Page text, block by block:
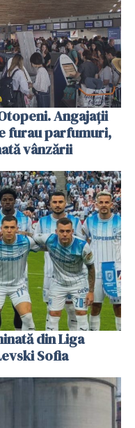
Angajații
furau parfumuri,
vânzării
din Liga
Sofia